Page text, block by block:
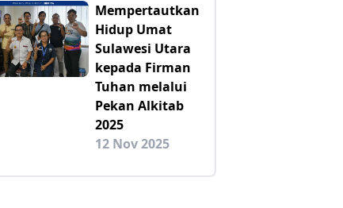
Mempertautkan
Hidup Umat
Sulawesi Utara
kepada Firman
Tuhan melalui
Pekan Alkitab
2025
12 Nov 2025